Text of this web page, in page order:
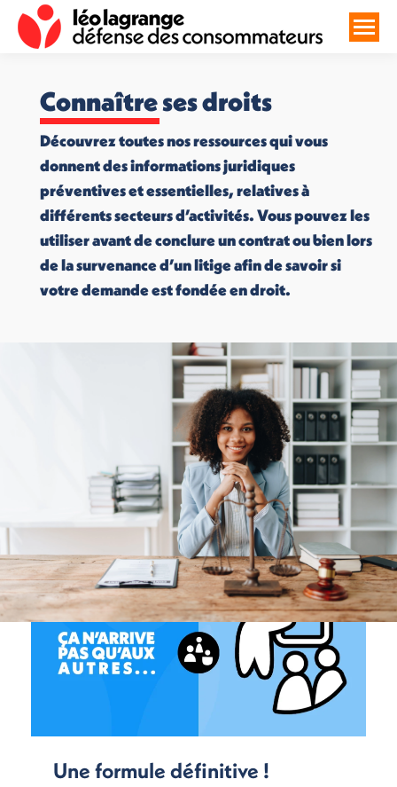
Connaître ses droits
Découvrez toutes nos ressources qui vous
donnent des informations juridiques
préventives et essentielles, relatives à
différents secteurs d’activités. Vous pouvez les
utiliser avant de conclure un contrat ou bien lors
de la survenance d’un litige afin de savoir si
votre demande est fondée en droit.
Une formule définitive !